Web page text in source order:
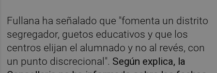
Fullana ha señalado que "fomenta un distrito
segregador, guetos educativos y que los
centros elijan el alumnado y no al revés, con
un punto discrecional". Según explica, la